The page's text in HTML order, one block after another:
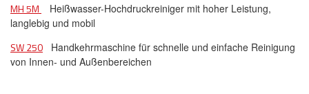
MH 5M
Heißwasser-Hochdruckreiniger mit hoher Leistung,
langlebig und mobil
SW 250 Handkehrmaschine für schnelle und einfache Reinigung
von Innen- und Außenbereichen